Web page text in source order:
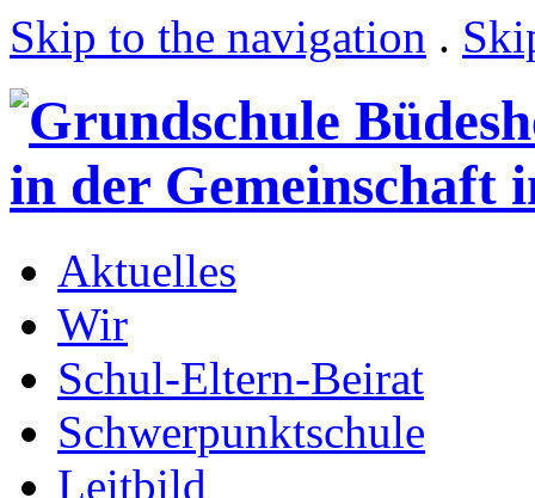
Skip to the navigation .
Aktuelles
Wir
Schul-Eltern-Beirat
Schwerpunktschule
Leitbild